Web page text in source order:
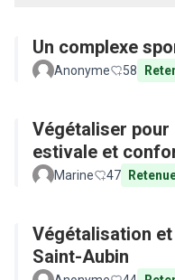
Un complexe
Anonyme 58
Végétaliser
estivale et
Marine 47
Végétalisation
Saint-Aubin